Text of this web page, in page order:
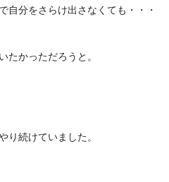
自分をさらけ出さなくても・・・
たかっただろうと。
り続けていました。